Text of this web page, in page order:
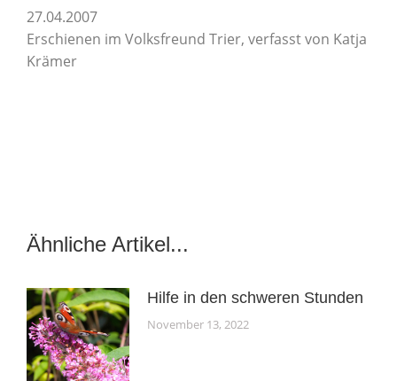
27.04.2007
Erschienen im Volksfreund Trier, verfasst von Katja
Krämer
Ähnliche Artikel...
Hilfe in den schweren Stunden
November 13, 2022